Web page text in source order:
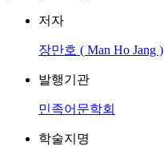
저자
장만호 ( Man Ho Jang )
발행기관
민족어문학회
학술지명